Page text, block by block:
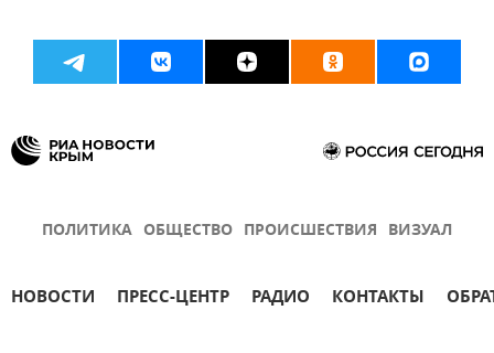
ПОЛИТИКА ОБЩЕСТВО ПРОИСШЕСТВИЯ ВИЗУАЛ
НОВОСТИ ПРЕСС-ЦЕНТР РАДИО КОНТАКТЫ